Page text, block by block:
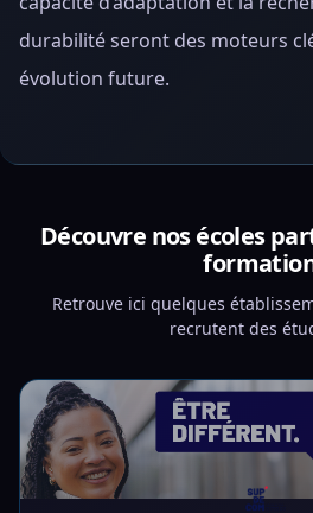
durabilité seront des moteurs
évolution future.
Découvre nos écoles
Retrouve ici quelques
recrutent des